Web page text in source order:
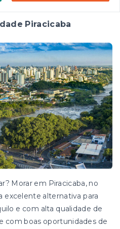
Piracicaba
Morar em Piracicaba, no
excelente alternativa para
e com alta qualidade de
com boas oportunidades de